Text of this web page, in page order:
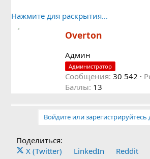
Нажмите для раскрытия...
А
т
о
р
Overton
Админ
Администратор
Сообщения 30 542
Баллы 13
Войдите или зарегистрируйтесь
Поделиться:
X (Twitter)
LinkedIn Reddit